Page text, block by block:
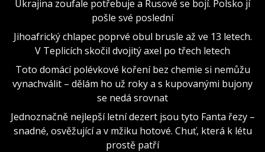
Ukrajina zoufale potřebuje a Rusové se bojí. Polsko jí
pošle své poslední
Jihoafrický chlapec poprvé obul brusle až ve 13 letech.
V Teplicích skočil dvojitý axel po třech letech
Toto domácí polévkové koření bez chemie si nemůžu
vynachválit – dělám ho už roky a s kupovanými bujony
se nedá srovnat
Jednoznačně nejlepší letní dezert jsou tyto Fanta řezy –
snadné, osvěžující a v mžiku hotové. Chuť, která k létu
prostě patří